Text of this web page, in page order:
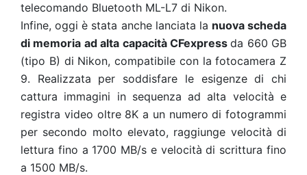
telecomando Bluetooth ML-L7 di Nikon.
Infine, oggi è stata anche lanciata la nuova scheda
di memoria ad alta capacità CFexpressda 660 GB
(tipo B) di Nikon, compatibile con la fotocamera Z
9. Realizzata per soddisfare le esigenze di chi
cattura immagini in sequenza ad alta velocità e
registra video oltre 8K a un numero di fotogrammi
per secondo molto elevato, raggiunge velocità di
lettura fino a 1700 MB/s e velocità di scrittura fino
a 1500 MB/s.